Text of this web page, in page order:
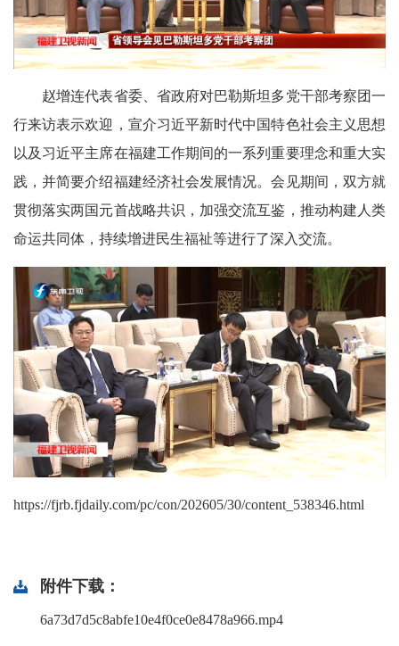
赵增连代表省委、省政府对巴勒斯坦多党干部考察团一
行来访表示欢迎，宣介习近平新时代中国特色社会主义思想
以及习近平主席在福建工作期间的一系列重要理念和重大实
践，并简要介绍福建经济社会发展情况。会见期间，双方就
贯彻落实两国元首战略共识，加强交流互鉴，推动构建人类
命运共同体，持续增进民生福祉等进行了深入交流。
https://fjrb.fjdaily.com/pc/con/202605/30/content_538346.html
附件下载：
6a73d7d5c8abfe10e4f0ce0e8478a966.mp4